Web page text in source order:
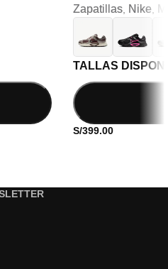
Zapatillas, Nike,
TALLAS
S/399.00